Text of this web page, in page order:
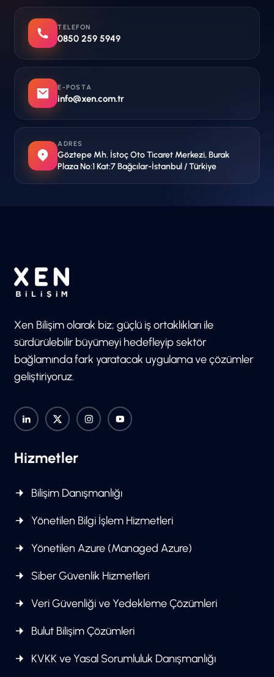
TELEFON
0850 259 5949
E-POSTA
info@xen.com.tr
ADRES
Göztepe Mh. İstoç Oto Ticaret Merkezi, Burak
Plaza No:1 Kat:7 Bağcılar-İstanbul / Türkiye
Xen Bilişim olarak biz; güçlü iş ortaklıkları ile
sürdürülebilir büyümeyi hedefleyip sektör
bağlamında fark yaratacak uygulama ve çözümler
geliştiriyoruz.
Hizmetler
Bilişim Danışmanlığı
Yönetilen Bilgi İşlem Hizmetleri
Yönetilen Azure (Managed Azure)
Siber Güvenlik Hizmetleri
Veri Güvenliği ve Yedekleme Çözümleri
Bulut Bilişim Çözümleri
KVKK ve Yasal Sorumluluk Danışmanlığı